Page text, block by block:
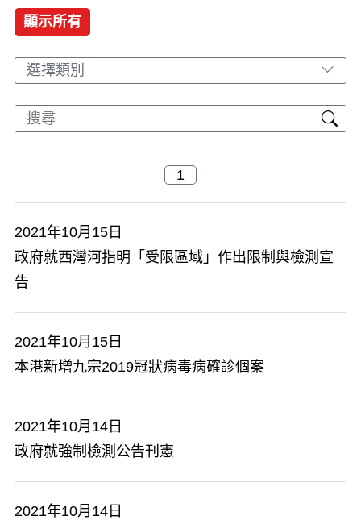
顯示所有
選擇類別
2021年10月15日
政府就西灣河指明「受限區域」作出限制與檢測宣
告
2021年10月15日
本港新增九宗2019冠狀病毒病確診個案
2021年10月14日
政府就強制檢測公告刊憲
2021年10月14日